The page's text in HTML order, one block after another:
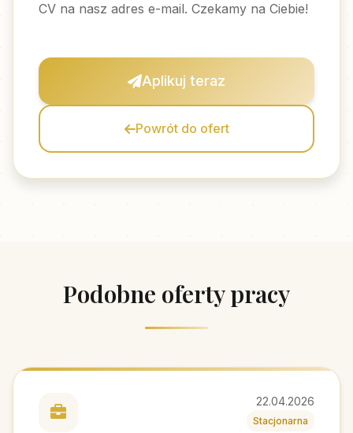
CV na nasz adres e-mail. Czekamy na Ciebie!
Aplikuj teraz
Powrót do ofert
Podobne oferty pracy
22.04.2026
Stacjonarna